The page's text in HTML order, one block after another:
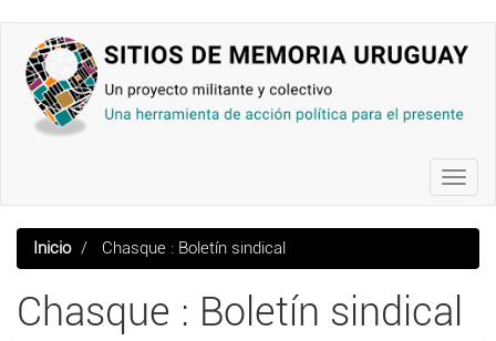
contenido
principal
Inicio Chasque : Boletín sindical
Chasque : Boletín sindical